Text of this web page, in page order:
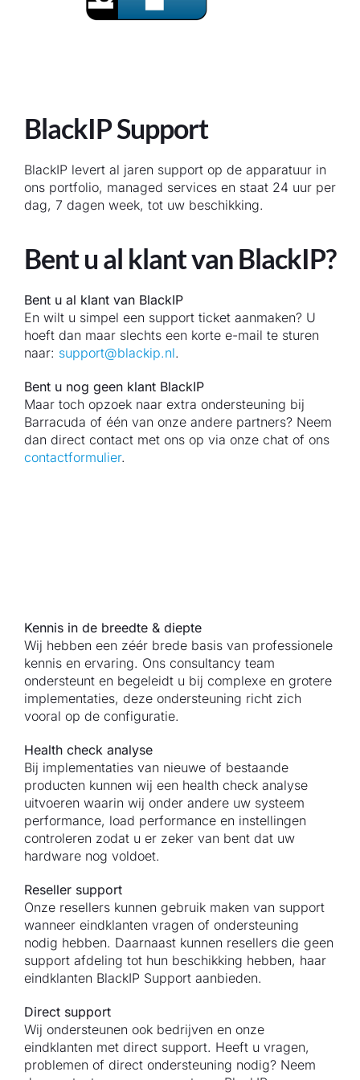
BlackIP Support
BlackIP levert al jaren support op de apparatuur in
ons portfolio, managed services en staat 24 uur per
dag, 7 dagen week, tot uw beschikking.
Bent u al klant van BlackIP?
Bent u al klant van BlackIP
En wilt u simpel een support ticket aanmaken? U
hoeft dan maar slechts een korte e-mail te sturen
naar: support@blackip.nl.
Bent u nog geen klant BlackIP
Maar toch opzoek naar extra ondersteuning bij
Barracuda of één van onze andere partners? Neem
dan direct contact met ons op via onze chat of ons
contactformulier.
Kennis in de breedte & diepte
Wij hebben een zéér brede basis van professionele
kennis en ervaring. Ons consultancy team
ondersteunt en begeleidt u bij complexe en grotere
implementaties, deze ondersteuning richt zich
vooral op de configuratie.
Health check analyse
Bij implementaties van nieuwe of bestaande
producten kunnen wij een health check analyse
uitvoeren waarin wij onder andere uw systeem
performance, load performance en instellingen
controleren zodat u er zeker van bent dat uw
hardware nog voldoet.
Reseller support
Onze resellers kunnen gebruik maken van support
wanneer eindklanten vragen of ondersteuning
nodig hebben. Daarnaast kunnen resellers die geen
support afdeling tot hun beschikking hebben, haar
eindklanten BlackIP Support aanbieden.
Direct support
Wij ondersteunen ook bedrijven en onze
eindklanten met direct support. Heeft u vragen,
problemen of direct ondersteuning nodig? Neem